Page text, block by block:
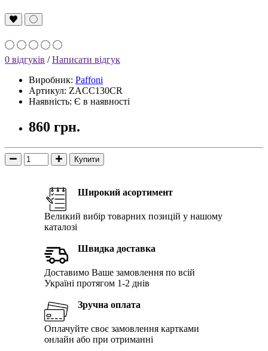
0 відгуків /Написати відгук
Виробник: Paffoni
Артикул: ZACC130CR
Наявність: Є в наявності
860 грн.
Купити
Широкий асортимент
Великий вибір товарних позицій у нашому
каталозі
Швидка доставка
Доставимо Ваше замовлення по всій
Україні протягом 1-2 днів
Зручна оплата
Оплачуйте своє замовлення картками
онлайн або при отриманні